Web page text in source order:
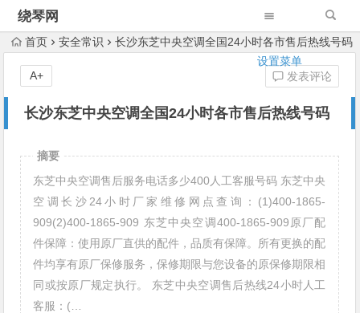
绕琴网
设置菜单
首页 安全常识 长沙东芝中央空调全国24小时各市售后热线号码
长沙东芝中央空调全国24小时各市售后热线号码
发表评论
A+
摘要
东芝中央空调售后服务电话多少400人工客服号码 东芝中央
空调长沙24小时厂家维修网点查询：(1)400-1865-
909(2)400-1865-909 东芝中央空调400-1865-909原厂配
件保障：使用原厂直供的配件，品质有保障。所有更换的配
件均享有原厂保修服务，保修期限与您设备的原保修期限相
同或按原厂规定执行。 东芝中央空调售后热线24小时人工
客服：(…